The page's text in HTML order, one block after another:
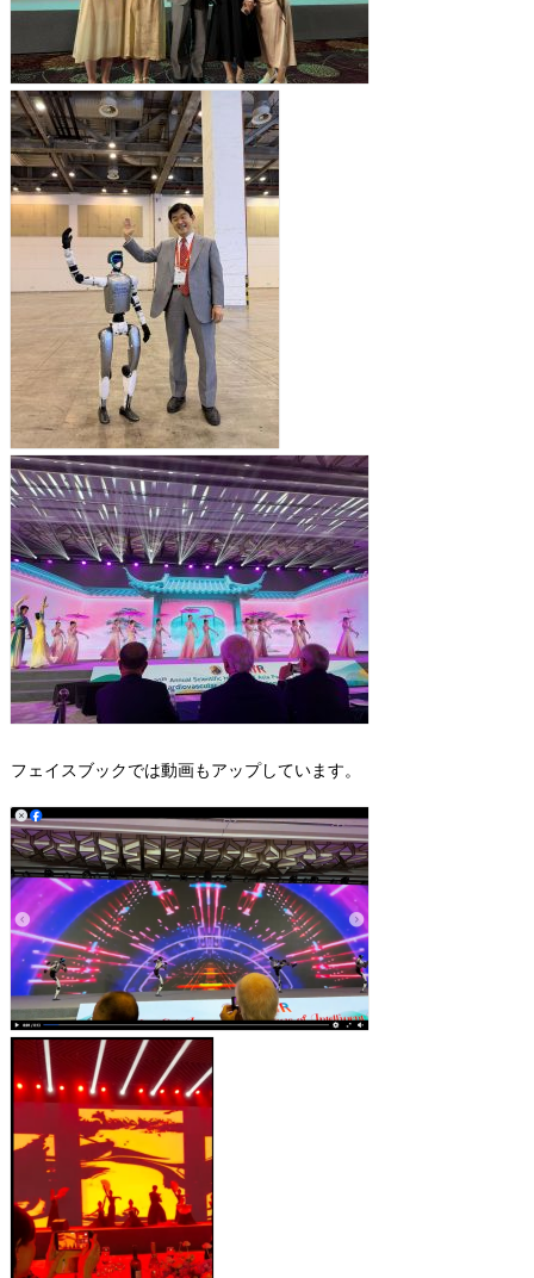
フェイスブックでは動画もアップしています。